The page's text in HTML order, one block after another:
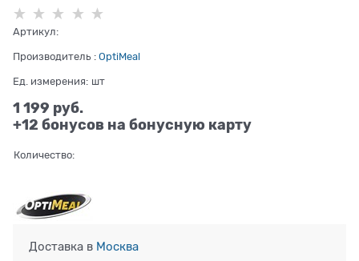
Артикул:
Производитель : OptiMeal
Ед. измерения: шт
1 199 руб.
+12 бонусов на бонусную карту
Количество:
Доставка в Москва